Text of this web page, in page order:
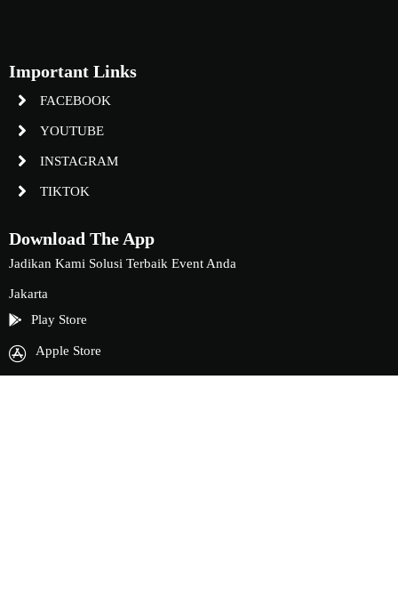
Important Links
FACEBOOK
YOUTUBE
INSTAGRAM
TIKTOK
Download The App
Jadikan Kami Solusi Terbaik Event Anda
Jakarta
Play Store
Apple Store